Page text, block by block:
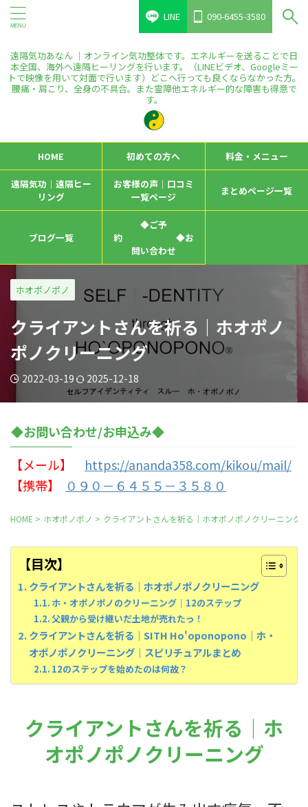
LINE 090-6455-3580
遠隔気功あなん ｜オンライン気功整体です。エネルギーを送ることで日
本全国、海外へ遠隔ヒーリングを行います。（LINEビデオ、Googleミー
トで映像を用いて対面で行います）どこへ行っても良くならなかった方。
腰痛・肩こり、全身の不具合。また霊障他エネルギー的な障害も得意で
す。
HOME 初めての方へ 料金・メニュー
遠隔気功｜遠隔ヒー
リング
お客様の声｜口コミ
一覧ページ
まとめページ一覧
ブログ一覧
◆ご予
約 ◆お
問い合わせ
ホオポノポノ
クライアントさんを祈る｜ホオポノ
ポノクリーニング
2022-03-19 2025-12-18
◆お問い合わせ/お申込み◆
【メール】
https://ananda358.com/kikou/mail/
【携帯】
０９０－６４５５－３５８０
HOME > ホオポノポノ > クライアントさんを祈る｜ホオポノポノクリーニング
【目次】
クライアントさんを祈る｜ホオポノポノクリーニング
ホ・オポノポノのクリーニング｜12のステップ
父親から受け継いだ土地が売れたっ！
クライアントさんを祈る｜SITH Ho'oponopono｜ホ・
オポノポノクリーニング｜スピリチュアルまとめ
12のステップを始めたのは何故？
クライアントさんを祈る｜ホ
オポノポノクリーニング